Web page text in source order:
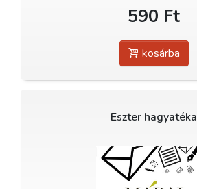
590 Ft
kosárba
Eszter hagyatéka